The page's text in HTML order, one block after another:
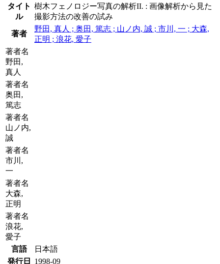
タイト
ル
樹木フェノロジー写真の解析II. : 画像解析から見た
撮影方法の改善の試み
著者
野田, 真人 ; 奥田, 篤志 ; 山ノ内, 誠 ; 市川, 一 ; 大森,
正明 ; 浪花, 愛子
著者名
野田,
真人
著者名
奥田,
篤志
著者名
山ノ内,
誠
著者名
市川,
一
著者名
大森,
正明
著者名
浪花,
愛子
言語
日本語
発行日
1998-09